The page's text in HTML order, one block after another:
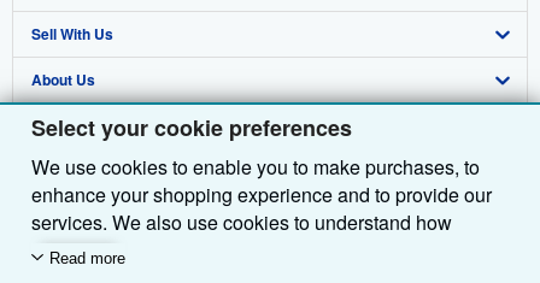
Select your cookie preferences
We use cookies to enable you to make purchases, to
enhance your shopping experience and to provide our
services. We also use cookies to understand how
customers use our services (for example, by measuring
Read more
Advanced Search
Browse Collections
My Account
My Orders
View Basket
Sell With Us
Start Selling
Join Our Affiliate Programme
Book Buyback
Refer a seller
About Us
About AbeBooks
Media
Careers
Privacy Policy
Find Help
Help
Customer Service
Other AbeBooks Companies
AbeBooks.com
AbeBooks.de
Follow AbeBooks